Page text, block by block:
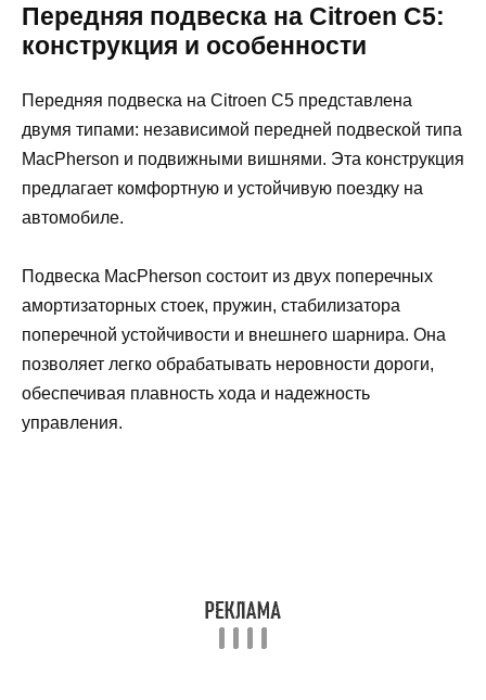
Передняя подвеска на Citroen C5:
конструкция и особенности
Передняя подвеска на Citroen C5 представлена
двумя типами: независимой передней подвеской типа
MacPherson и подвижными вишнями. Эта конструкция
предлагает комфортную и устойчивую поездку на
автомобиле.
Подвеска MacPherson состоит из двух поперечных
амортизаторных стоек, пружин, стабилизатора
поперечной устойчивости и внешнего шарнира. Она
позволяет легко обрабатывать неровности дороги,
обеспечивая плавность хода и надежность
управления.